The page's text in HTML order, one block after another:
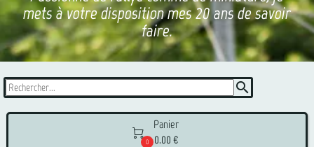
mets à votre disposition mes 20 ans de savoir
faire.
search

0
Panier
0.00 €